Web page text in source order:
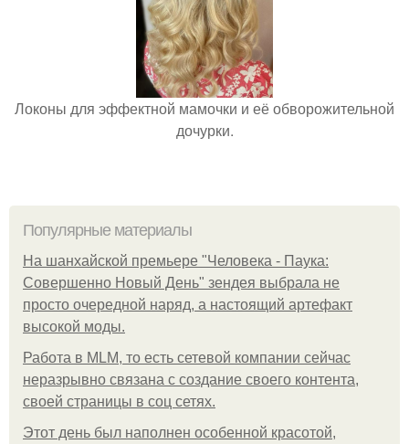
Локоны для эффектной мамочки и её обворожительной
дочурки.
Популярные материалы
На шанхайской премьере "Человека - Паука:
Совершенно Новый День" зендея выбрала не
просто очередной наряд, а настоящий артефакт
высокой моды.
Работа в MLM, то есть сетевой компании сейчас
неразрывно связана с создание своего контента,
своей страницы в соц сетях.
Этот день был наполнен особенной красотой,